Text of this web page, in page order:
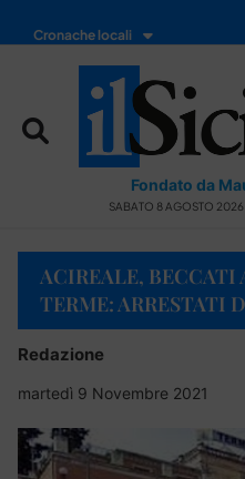
Cronache locali
Fondato da
SABATO 8 AGOSTO
ACIREALE, BECCATI
TERME: ARRESTATI
Redazione
martedì 9 Novembre 2021